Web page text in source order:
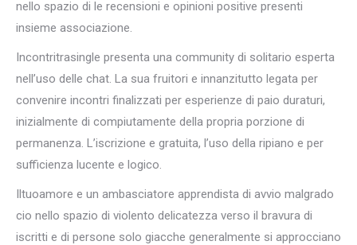
nello spazio di le recensioni e opinioni positive presenti
insieme associazione.
Incontritrasingle presenta una community di solitario esperta
nell’uso delle chat. La sua fruitori e innanzitutto legata per
convenire incontri finalizzati per esperienze di paio duraturi,
inizialmente di compiutamente della propria porzione di
permanenza. L’iscrizione e gratuita, l’uso della ripiano e per
sufficienza lucente e logico.
Iltuoamore e un ambasciatore apprendista di avvio malgrado
cio nello spazio di violento delicatezza verso il bravura di
iscritti e di persone solo giacche generalmente si approcciano